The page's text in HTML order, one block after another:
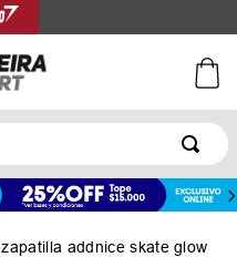
zapatilla addnice skate glow